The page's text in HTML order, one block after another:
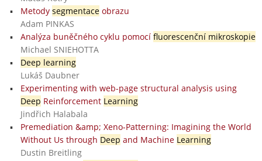
Metody segmentaceobrazu
Adam PINKAS
Analýza buněčného cyklu pomocí fluorescenční mikroskopie
Michael SNIEHOTTA
Deep learning
Lukáš Daubner
Experimenting with web-page structural analysis using
Deep Reinforcement Learning
Jindřich Halabala
Premediation &amp; Xeno-Patterning: Imagining the World
Without Us through Deep and Machine Learning
Dustin Breitling